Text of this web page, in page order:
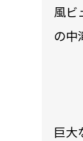
風ビ
の中
巨大